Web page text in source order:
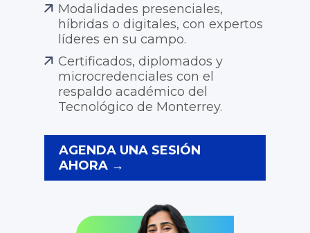
Modalidades presenciales,
híbridas o digitales, con expertos
líderes en su campo.
Certificados, diplomados y
microcredenciales con el
respaldo académico del
Tecnológico de Monterrey.
AGENDA UNA SESIÓN
AHORA →